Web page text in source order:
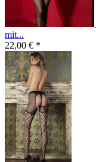
mit...
22,00 € *